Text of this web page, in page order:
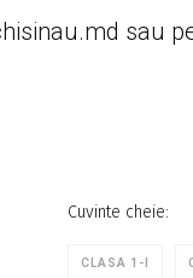
sau
Cuvinte cheie:
CLASA 1-I